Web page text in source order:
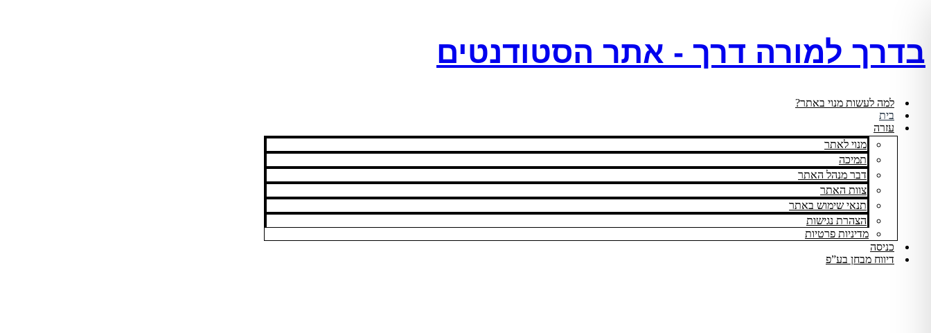
בדרך למורה דרך - אתר הסטודנטים
למה לעשות מנוי באתר?
בית
עזרה
מנוי לאתר
תמיכה
דבר מנהל האתר
צוות האתר
תנאי שימוש באתר
הצהרת נגישות
מדיניות פרטיות
כניסה
דיווח מבחן בע”פ